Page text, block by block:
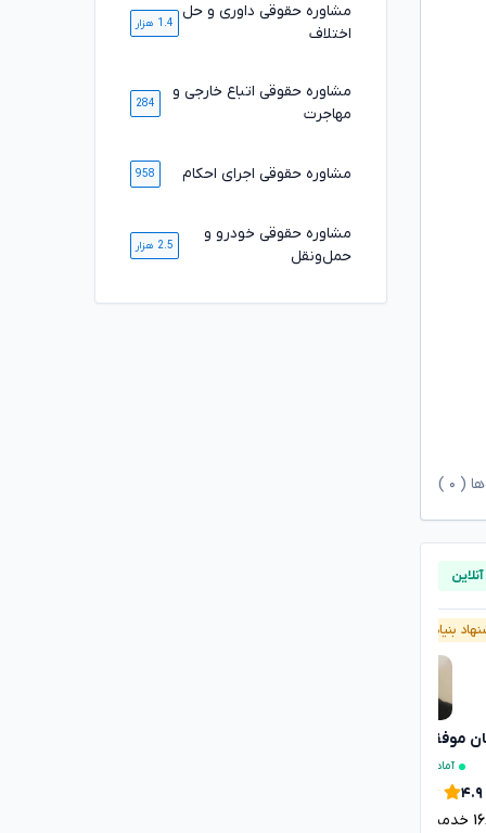
( ۰
بنیاد وکلا
موفقی
آماده مشاوره فوری
۴.۹
خدمت ارائه شده موفق
مشاوره حقوقی داوری و حل
اختلاف
1.4 هزار
مشاوره حقوقی اتباع خارجی و
مهاجرت
284
مشاوره حقوقی اجرای احکام 958
مشاوره حقوقی خودرو و
حمل‌ونقل
2.5 هزار